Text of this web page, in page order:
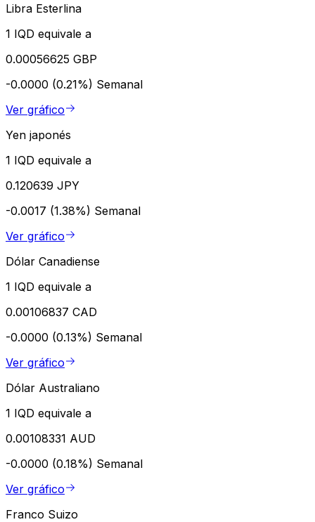
Libra Esterlina
1 IQD equivale a
0.00056625 GBP
-0.0000 (0.21%) Semanal
Ver gráfico
Yen japonés
1 IQD equivale a
0.120639 JPY
-0.0017 (1.38%) Semanal
Ver gráfico
Dólar Canadiense
1 IQD equivale a
0.00106837 CAD
-0.0000 (0.13%) Semanal
Ver gráfico
Dólar Australiano
1 IQD equivale a
0.00108331 AUD
-0.0000 (0.18%) Semanal
Ver gráfico
Franco Suizo